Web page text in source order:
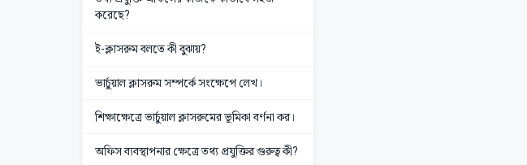
করেছে?
ই-ক্লাসরুম বলতে কী বুঝায়?
ভার্চুয়াল ক্লাসরুম সম্পর্কে সংক্ষেপে লেখ।
শিক্ষাক্ষেত্রে ভার্চুয়াল ক্লাসরুমের ভূমিকা বর্ণনা কর।
অফিস ব্যবস্থাপনার ক্ষেত্রে তথ্য প্রযুক্তির গুরুত্ব কী?